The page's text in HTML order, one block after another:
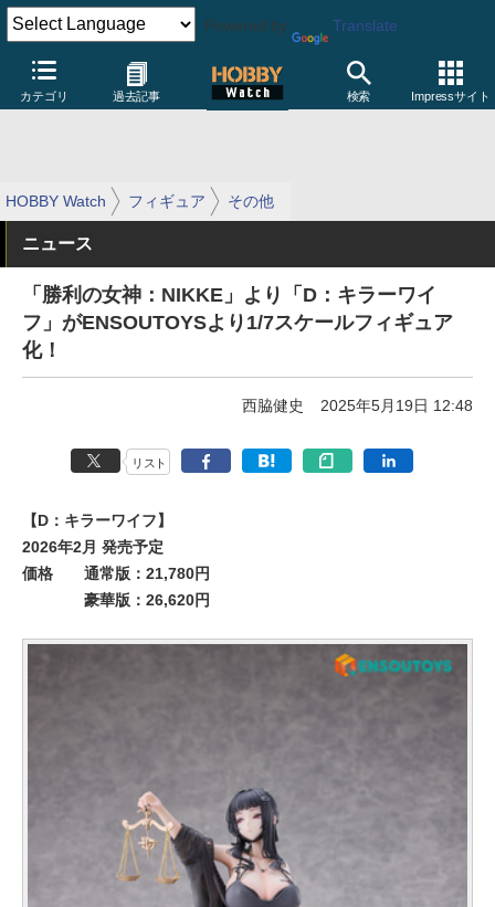
Powered by Translate
カテゴリ 過去記事 検索 Impressサイト
HOBBY Watch フィギュア その他
ニュース
「勝利の女神：NIKKE」より「D：キラーワイ
フ」がENSOUTOYSより1/7スケールフィギュア
化！
西脇健史 2025年5月19日 12:48
リスト
【D：キラーワイフ】
2026年2月 発売予定
価格
通常版：21,780円
豪華版：26,620円